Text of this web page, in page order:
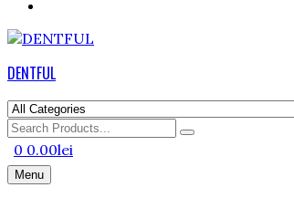
DENTFUL
Search
for
0 0.00lei
Menu